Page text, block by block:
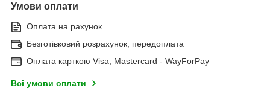
Умови оплати
Оплата на рахунок
Безготівковий розрахунок, передоплата
Оплата карткою Visa, Mastercard - WayForPay
Всі умови оплати